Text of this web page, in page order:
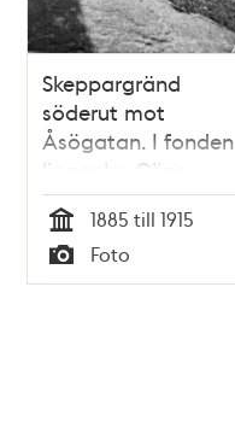
Skeppargränd
söderut mot
Åsögatan. I fonden
ligger kv. Oljan
Tid
1885 till 1915
Typ
Foto